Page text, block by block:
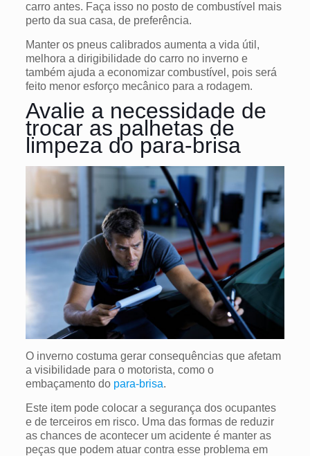
carro antes. Faça isso no posto de combustível mais
perto da sua casa, de preferência.
Manter os pneus calibrados aumenta a vida útil,
melhora a dirigibilidade do carro no inverno e
também ajuda a economizar combustível, pois será
feito menor esforço mecânico para a rodagem.
Avalie a necessidade de
trocar as palhetas de
limpeza do para-brisa
O inverno costuma gerar consequências que afetam
a visibilidade para o motorista, como o
embaçamento do para-brisa.
Este item pode colocar a segurança dos ocupantes
e de terceiros em risco. Uma das formas de reduzir
as chances de acontecer um acidente é manter as
peças que podem atuar contra esse problema em